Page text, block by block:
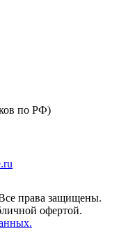
по РФ)
права защищены.
офертой.